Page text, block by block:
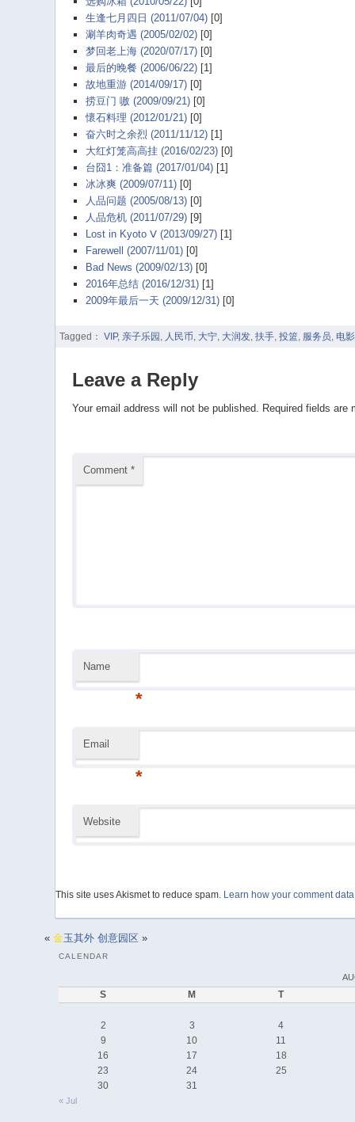
生逢七月四日 (2011/07/04)[0]
涮羊肉奇遇 (2005/02/02)[0]
梦回老上海 (2020/07/17)[0]
最后的晚餐 (2006/06/22)[1]
故地重游 (2014/09/17)[0]
捞豆门 嗷 (2009/09/21)[0]
懷石料理 (2012/01/21)[0]
奋六时之余烈 (2011/11/12)[1]
大红灯笼高高挂 (2016/02/23)[0]
台囧1：准备篇 (2017/01/04)[1]
冰冰爽 (2009/07/11)[0]
人品问题 (2005/08/13)[0]
人品危机 (2011/07/29)[9]
Lost in Kyoto Ⅴ (2013/09/27)[1]
Farewell (2007/11/01)[0]
Bad News (2009/02/13)[0]
2016年总结 (2016/12/31)[1]
2009年最后一天 (2009/12/31)[0]
Tagged： VIP, 亲子乐园 , 人民币, 大宁, 大润发, 扶手, 投篮, 服务员, 电
Leave a Reply
Your email address will not be published. Required fields are
Comment *
Name
*
Email
*
Website
This site uses Akismet to reduce spam. Learn how your comment
« 金玉其外 创意园区 »
CALENDAR
S M T
2 3
4
9
10
11
16
17
18
23
24
25
30
31
« Jul